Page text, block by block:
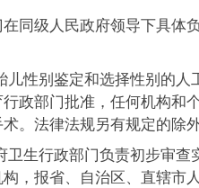
同级人民政府领导下具体
儿性别鉴定和选择性别的人
政部门批准，任何机构和
。法律法规另有规定的除
卫生行政部门负责初步审查
，报省、自治区、直辖市